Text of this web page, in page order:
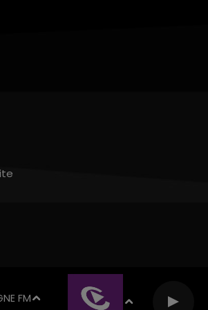
FM